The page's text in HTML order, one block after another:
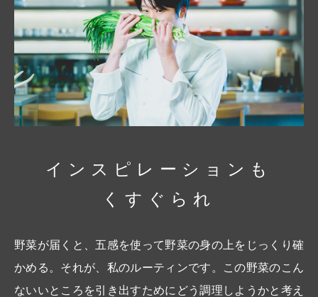
インスピレーションも
くすぐられ
野菜が届くと、五感を使って野菜の身の上をじっくり確
かめる。それが、私のルーティンです。この野菜のこん
ないいところを引き出すためにどう調理しようかと考え